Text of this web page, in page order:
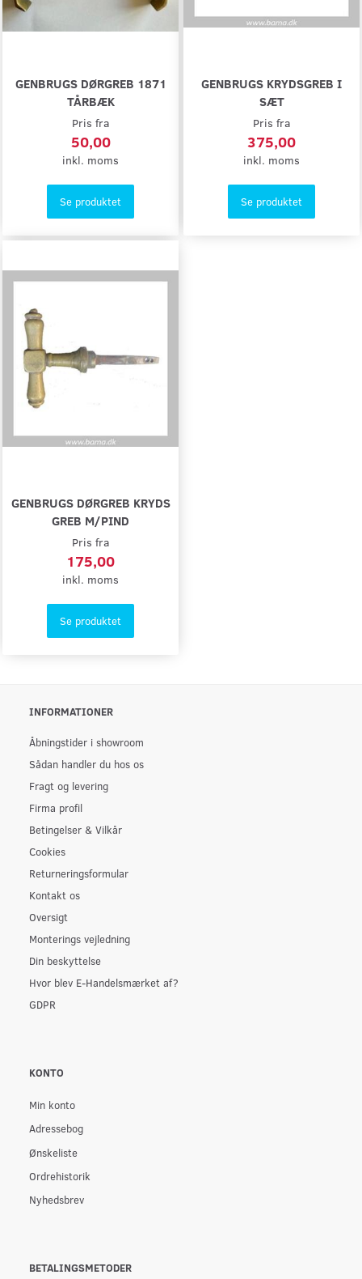
GENBRUGS DØRGREB 1871
TÅRBÆK
Pris fra
50,00
inkl. moms
Se produktet
GENBRUGS KRYDSGREB I
SÆT
Pris fra
375,00
inkl. moms
Se produktet
GENBRUGS DØRGREB KRYDS
GREB M/PIND
Pris fra
175,00
inkl. moms
Se produktet
INFORMATIONER
Åbningstider i showroom
Sådan handler du hos os
Fragt og levering
Firma profil
Betingelser & Vilkår
Cookies
Returneringsformular
Kontakt os
Oversigt
Monterings vejledning
Din beskyttelse
Hvor blev E-Handelsmærket af?
GDPR
KONTO
Min konto
Adressebog
Ønskeliste
Ordrehistorik
Nyhedsbrev
BETALINGSMETODER